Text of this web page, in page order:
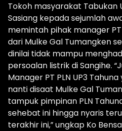
Tokoh masyarakat Tabukan
Sasiang kepada sejumlah
memintah pihak manager PT
dari Mulke Gal Tumangken
dinilai tidak mampu
persoalan listrik di Sangihe.
Manager PT PLN UP3
nanti disaat Mulke Gal
tampuk pimpinan PLN
sehebat ini hingga nyaris
terakhir ini,” ungkap Ko